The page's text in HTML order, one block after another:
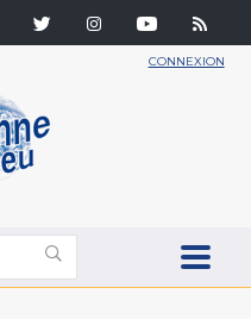
CONNEXION